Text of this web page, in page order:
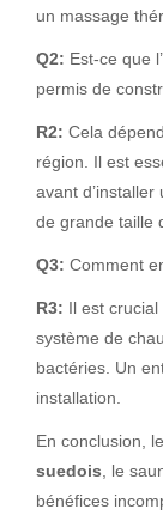
un massage
Q2: Est-ce que
permis de
R2: Cela
région. Il est
avant
de grande taille
Q3: Comment
R3: Il est
système de
bactéries. Un
installation.
En conclusion,
suedois, le
bénéfices